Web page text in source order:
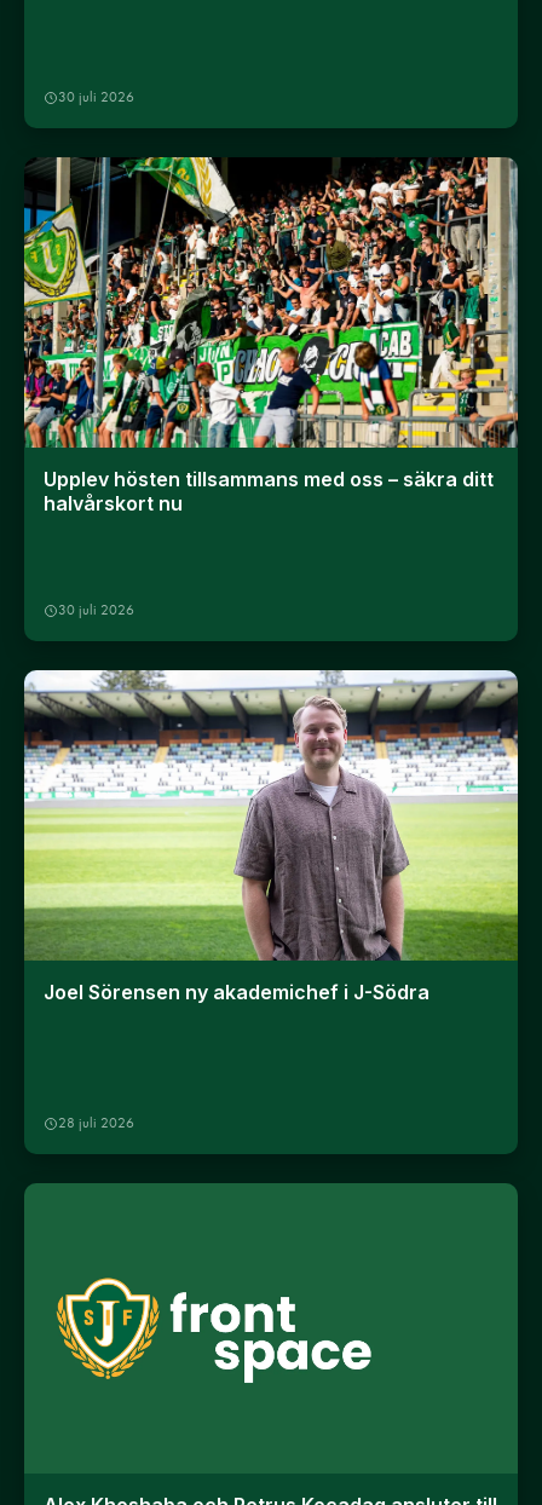
30 juli 2026
Upplev hösten tillsammans med oss – säkra ditt
halvårskort nu
30 juli 2026
Joel Sörensen ny akademichef i J-Södra
28 juli 2026